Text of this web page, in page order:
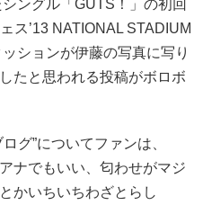
ングル「GUTS！」の初回
ス’13 NATIONAL STADIUM
ションが伊藤の写真に写り
たと思われる投稿がボロボ
グ”についてファンは、
ナでもいい、匂わせがマジ
かいちいちわざとらし